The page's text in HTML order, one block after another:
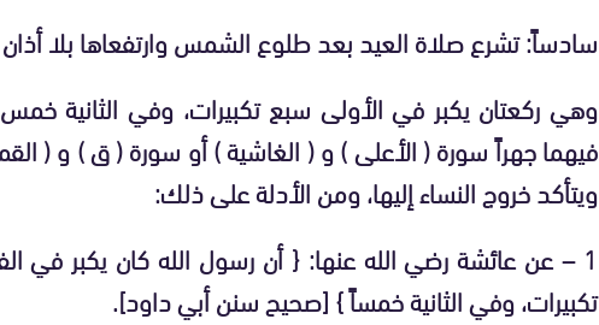
سادساً: تشرع صلاة العيد بعد طلوع الشمس وارتفعاها بلا أذان
وهي ركعتان يكبر في الأولى سبع تكبيرات، وفي الثانية
فيهما جهراً سورة ( الأعلى ) و ( الغاشية ) أو سورة ( ق ) و (
ويتأكد خروج النساء إليها، ومن الأدلة على ذلك:
1 – عن عائشة رضي الله عنها: { أن رسول الله كان يكبر
تكبيرات، وفي الثانية خمساً } [صحيح سنن أبي داود].